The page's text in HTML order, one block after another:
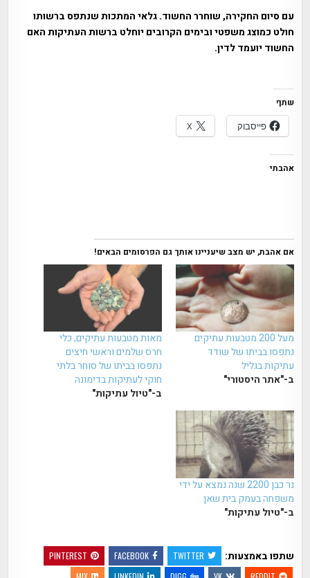
עם סיום החקירה, שוחרר החשוד. גלאי המתכות שנתפס ברשותו
חולט כמוצג משפטי ובימים הקרובים יוחלט ברשות העתיקות האם
החשוד יועמד לדין.
שתף
פייסבוק
X
אהבתי
אם אהבת, יש מצב שיעניינו אותך גם הפרסומים הבאים!
מעל 200 מטבעות עתיקים
נתפסו בביתו של שודד
עתיקות בגליל
ב-"אתר היסטורי"
מאות מטבעות עתיקים, כלי
חרס שלמים וראשי חיצים
נתפסו בביתו של סוחר בלתי
חוקי לעתיקות בדימונה
ב-"טיול עתיקות"
נר כבן 2200 שנה נמצא על ידי
משפחה בעמק בית שאן
ב-"טיול עתיקות"
שתפו באמצעות: TWITTER
FACEBOOK
PINTEREST